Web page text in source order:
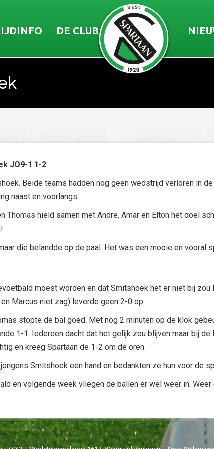
DE CLUB
JO9-1 1-2
Beide teams hadden nog geen wedstrijd verloren in
naast en voorlangs.
hield samen met Andre, Amar en Elton het doel
die belandde op de paal. Het was een mooie en vooral
moest worden en dat Smitshoek het er niet bij
Marcus niet zag) leverde geen 2-0 op.
stopte de bal goed. Met nog 2 minuten op de klok
1-1. Iedereen dacht dat het gelijk zou blijven maar bij
en kreeg Spartaan de 1-2 om de oren.
Smitshoek een hand en bedankten ze hun voor de
en volgende week vliegen de ballen er wel weer in.